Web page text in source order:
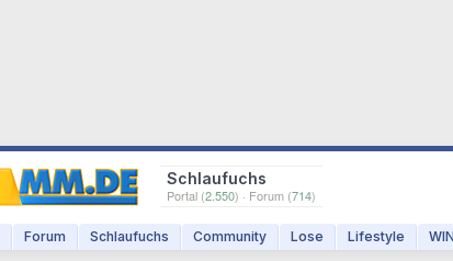
Schlaufuchs
Portal (2.550) · Forum (714)
Forum Schlaufuchs Community Lose Lifestyle WIN